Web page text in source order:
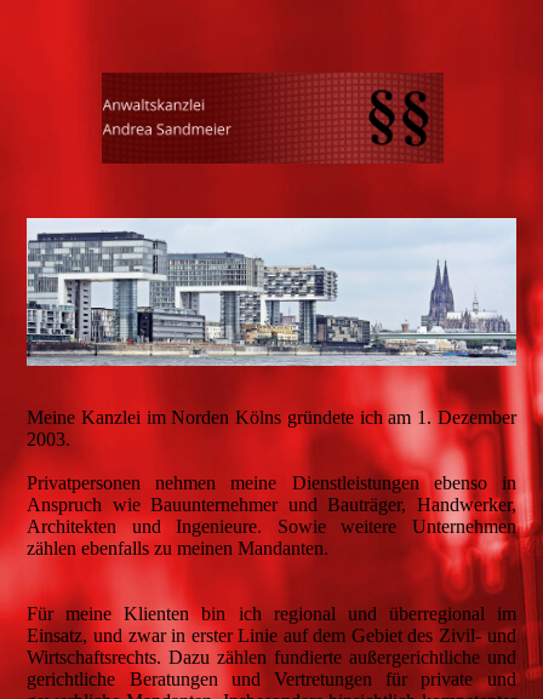
Meine Kanzlei im Norden Kölns gründete ich am 1. Dezember
2003.
Privatpersonen nehmen meine Dienstleistungen ebenso in
Anspruch wie Bauunternehmer und Bauträger, Handwerker,
Architekten und Ingenieure. Sowie weitere Unternehmen
zählen ebenfalls zu meinen Mandanten.
Für meine Klienten bin ich regional und überregional im
Einsatz, und zwar in erster Linie auf dem Gebiet des Zivil- und
Wirtschaftsrechts. Dazu zählen fundierte außergerichtliche und
gerichtliche Beratungen und Vertretungen für private und